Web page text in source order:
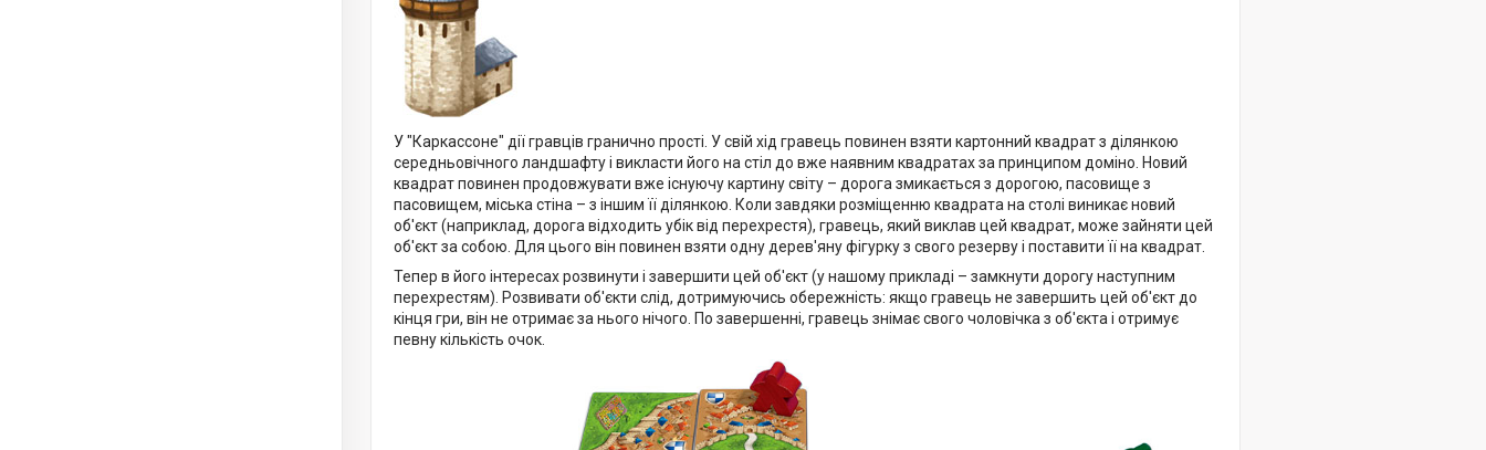
У "Каркассоне" дії гравців гранично прості. У свій хід гравець повинен взяти картонний квадрат з ділянкою
середньовічного ландшафту і викласти його на стіл до вже наявним квадратах за принципом доміно. Новий
квадрат повинен продовжувати вже існуючу картину світу – дорога змикається з дорогою, пасовище з
пасовищем, міська стіна – з іншим її ділянкою. Коли завдяки розміщенню квадрата на столі виникає новий
об'єкт (наприклад, дорога відходить убік від перехрестя), гравець, який виклав цей квадрат, може зайняти цей
об'єкт за собою. Для цього він повинен взяти одну дерев'яну фігурку з свого резерву і поставити її на квадрат.
Тепер в його інтересах розвинути і завершити цей об'єкт (у нашому прикладі – замкнути дорогу наступним
перехрестям). Розвивати об'єкти слід, дотримуючись обережність: якщо гравець не завершить цей об'єкт до
кінця гри, він не отримає за нього нічого. По завершенні, гравець знімає свого чоловічка з об'єкта і отримує
певну кількість очок.